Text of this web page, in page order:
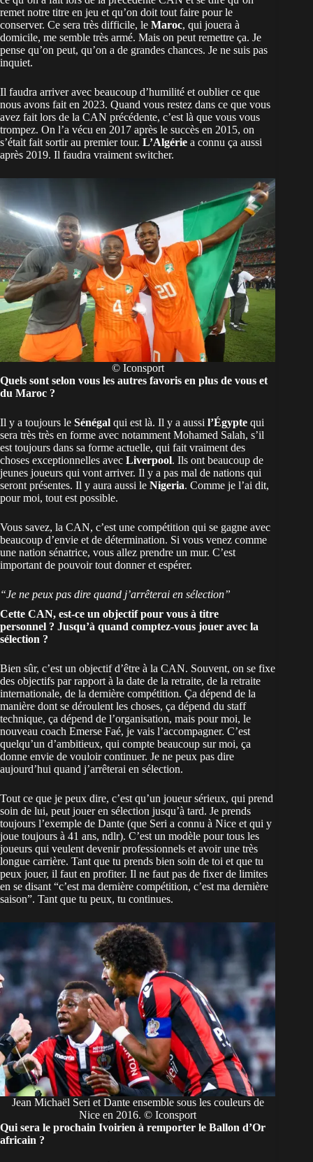
remet notre titre en jeu et qu’on doit tout faire pour le
conserver. Ce sera très difficile, le Maroc, qui jouera à
domicile, me semble très armé. Mais on peut remettre ça. Je
pense qu’on peut, qu’on a de grandes chances. Je ne suis pas
inquiet.
Il faudra arriver avec beaucoup d’humilité et oublier ce que
nous avons fait en 2023. Quand vous restez dans ce que vous
avez fait lors de la CAN précédente, c’est là que vous vous
trompez. On l’a vécu en 2017 après le succès en 2015, on
s’était fait sortir au premier tour. L’Algérie a connu ça aussi
après 2019. Il faudra vraiment switcher.
© Iconsport
Quels sont selon vous les autres favoris en plus de vous et
du Maroc ?
Il y a toujours le Sénégal qui est là. Il y a aussi l’Égypte qui
sera très très en forme avec notamment Mohamed Salah, s’il
est toujours dans sa forme actuelle, qui fait vraiment des
choses exceptionnelles avec Liverpool. Ils ont beaucoup de
jeunes joueurs qui vont arriver. Il y a pas mal de nations qui
seront présentes. Il y aura aussi le Nigeria. Comme je l’ai dit,
pour moi, tout est possible.
Vous savez, la CAN, c’est une compétition qui se gagne avec
beaucoup d’envie et de détermination. Si vous venez comme
une nation sénatrice, vous allez prendre un mur. C’est
important de pouvoir tout donner et espérer.
“Je ne peux pas dire quand j’arrêterai en sélection”
Cette CAN, est-ce un objectif pour vous à titre
personnel ? Jusqu’à quand comptez-vous jouer avec la
sélection ?
Bien sûr, c’est un objectif d’être à la CAN. Souvent, on se fixe
des objectifs par rapport à la date de la retraite, de la retraite
internationale, de la dernière compétition. Ça dépend de la
manière dont se déroulent les choses, ça dépend du staff
technique, ça dépend de l’organisation, mais pour moi, le
nouveau coach Emerse Faé, je vais l’accompagner. C’est
quelqu’un d’ambitieux, qui compte beaucoup sur moi, ça
donne envie de vouloir continuer. Je ne peux pas dire
aujourd’hui quand j’arrêterai en sélection.
Tout ce que je peux dire, c’est qu’un joueur sérieux, qui prend
soin de lui, peut jouer en sélection jusqu’à tard. Je prends
toujours l’exemple de Dante (que Seri a connu à Nice et qui y
joue toujours à 41 ans, ndlr). C’est un modèle pour tous les
joueurs qui veulent devenir professionnels et avoir une très
longue carrière. Tant que tu prends bien soin de toi et que tu
peux jouer, il faut en profiter. Il ne faut pas de fixer de limites
en se disant “c’est ma dernière compétition, c’est ma dernière
saison”. Tant que tu peux, tu continues.
Jean Michaël Seri et Dante ensemble sous les couleurs de
Nice en 2016. © Iconsport
Qui sera le prochain Ivoirien à remporter le Ballon d’Or
africain ?